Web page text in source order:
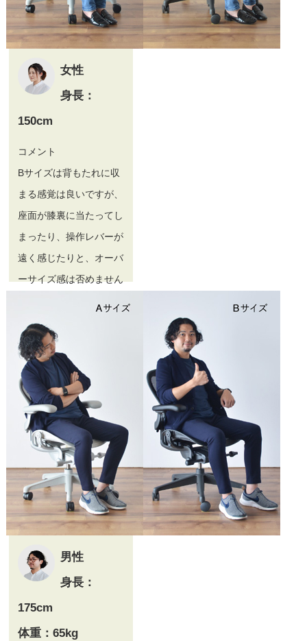
女性
身長：
150cm
コメント
Bサイズは背もたれに収
まる感覚は良いですが、
座面が膝裏に当たってし
まったり、操作レバーが
遠く感じたりと、オーバ
ーサイズ感は否めません
私の身長、体型だと間違
いなくAサイズが適正で
すね。
男性
身長：
175cm
体重：65kg